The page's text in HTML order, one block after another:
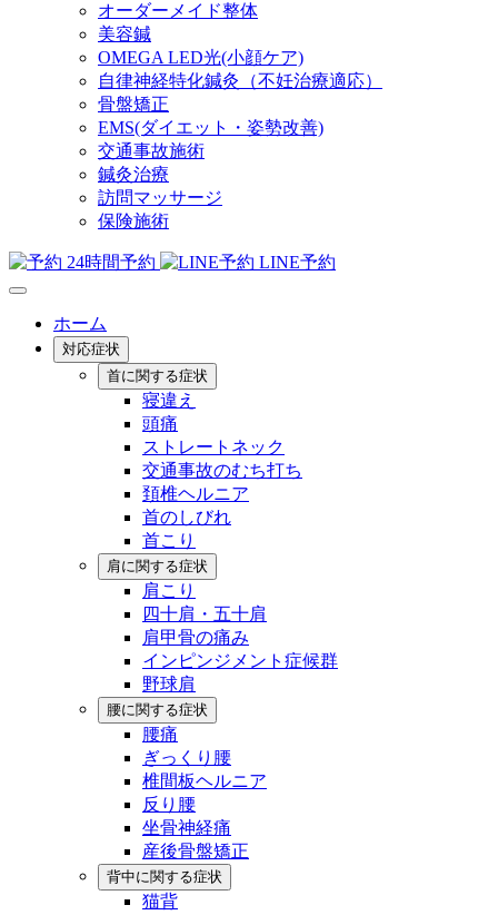
オーダーメイド整体
美容鍼
OMEGA LED光(小顔ケア)
自律神経特化鍼灸（不妊治療適応）
骨盤矯正
EMS(ダイエット・姿勢改善)
交通事故施術
鍼灸治療
訪問マッサージ
保険施術
24時間予約 LINE予約
ホーム
対応症状
首に関する症状
寝違え
頭痛
ストレートネック
交通事故のむち打ち
頚椎ヘルニア
首のしびれ
首こり
肩に関する症状
肩こり
四十肩・五十肩
肩甲骨の痛み
インピンジメント症候群
野球肩
腰に関する症状
腰痛
ぎっくり腰
椎間板ヘルニア
反り腰
坐骨神経痛
産後骨盤矯正
背中に関する症状
猫背